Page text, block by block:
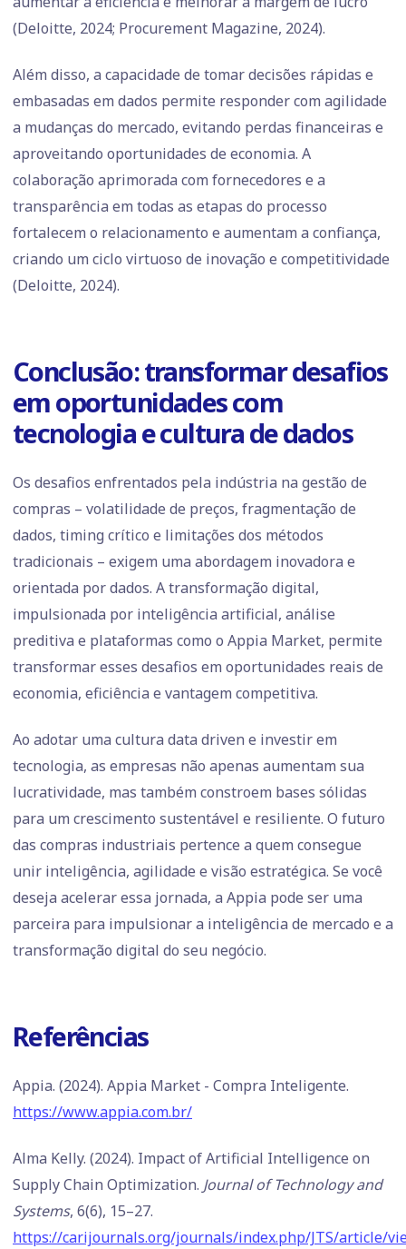
(Deloitte, 2024; Procurement Magazine, 2024).
Além disso, a capacidade de tomar decisões rápidas e
embasadas em dados permite responder com agilidade
a mudanças do mercado, evitando perdas financeiras e
aproveitando oportunidades de economia. A
colaboração aprimorada com fornecedores e a
transparência em todas as etapas do processo
fortalecem o relacionamento e aumentam a confiança,
criando um ciclo virtuoso de inovação e competitividade
(Deloitte, 2024).
Conclusão: transformar desafios
em oportunidades com
tecnologia e cultura de dados
Os desafios enfrentados pela indústria na gestão de
compras – volatilidade de preços, fragmentação de
dados, timing crítico e limitações dos métodos
tradicionais – exigem uma abordagem inovadora e
orientada por dados. A transformação digital,
impulsionada por inteligência artificial, análise
preditiva e plataformas como o Appia Market, permite
transformar esses desafios em oportunidades reais de
economia, eficiência e vantagem competitiva.
Ao adotar uma cultura data driven e investir em
tecnologia, as empresas não apenas aumentam sua
lucratividade, mas também constroem bases sólidas
para um crescimento sustentável e resiliente. O futuro
das compras industriais pertence a quem consegue
unir inteligência, agilidade e visão estratégica. Se você
deseja acelerar essa jornada, a Appia pode ser uma
parceira para impulsionar a inteligência de mercado e a
transformação digital do seu negócio.
Referências
Appia. (2024). Appia Market - Compra Inteligente.
https://www.appia.com.br/
Alma Kelly. (2024). Impact of Artificial Intelligence on
Supply Chain Optimization. Journal of Technology and
Systems, 6(6), 15–27.
https://carijournals.org/journals/index.php/JTS/article/